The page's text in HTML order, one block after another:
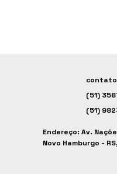
(51)
(51)
Endereço: Av.
Novo Hamburgo -